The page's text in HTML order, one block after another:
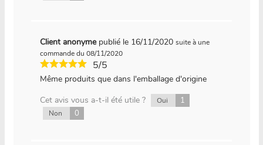
Client anonyme publié le 16/11/2020 suite à une
commande du 08/11/2020
5/5
Même produits que dans l'emballage d'origine
Cet avis vous a-t-il été utile ?
Oui 1
Non 0